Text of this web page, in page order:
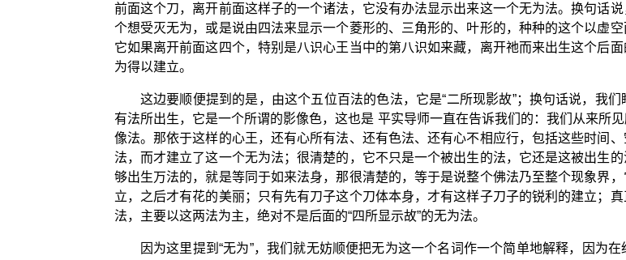
前面这个刀，离开前面这样子的一个诸法，它没有办法显示出来这一个无为法。换句话
个想受灭无为，或是说由四法来显示一个菱形的、三角形的、叶形的，种种的这个以虚
它如果离开前面这四个，特别是八识心王当中的第八识如来藏，离开祂而来出生这个后
为得以建立。
这边要顺便提到的是，由这个五位百法的色法，它是“二所现影故”；换句话说，我
有法所出生，它是一个所谓的影像色，这也是 平实导师一直在告诉我们的：我们从来所
像法。那依于这样的心王，还有心所有法、还有色法、还有心不相应行，包括这些时间
法，而才建立了这一个无为法；很清楚的，它不只是一个被出生的法，它还是这被出生
够出生万法的，就是等同于如来法身，那很清楚的，等于是说整个佛法乃至整个现象界
立，之后才有花的美丽；只有先有刀子这个刀体本身，才有这样子刀子的锐利的建立；
法，主要以这两法为主，绝对不是后面的“四所显示故”的无为法。
因为这里提到“无为”，我们就无妨顺便把无为这一个名词作一个简单地解释，因为